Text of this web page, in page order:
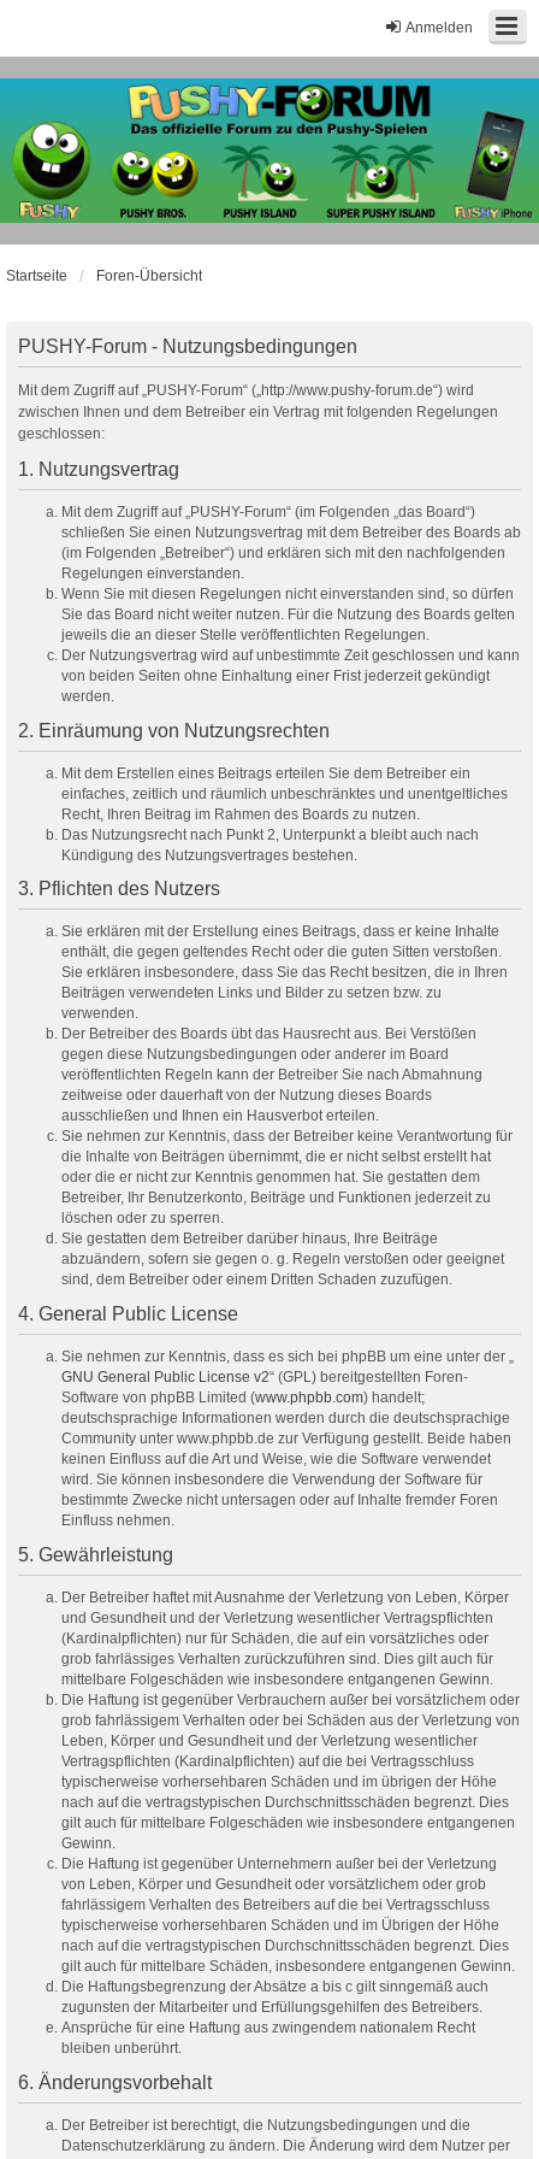
Anmelden
Startseite Foren-Übersicht
PUSHY-Forum - Nutzungsbedingungen
Mit dem Zugriff auf „PUSHY-Forum“ („http://www.pushy-forum.de“) wird
zwischen Ihnen und dem Betreiber ein Vertrag mit folgenden Regelungen
geschlossen:
1. Nutzungsvertrag
Mit dem Zugriff auf „PUSHY-Forum“ (im Folgenden „das Board“)
schließen Sie einen Nutzungsvertrag mit dem Betreiber des Boards ab
(im Folgenden „Betreiber“) und erklären sich mit den nachfolgenden
Regelungen einverstanden.
Wenn Sie mit diesen Regelungen nicht einverstanden sind, so dürfen
Sie das Board nicht weiter nutzen. Für die Nutzung des Boards gelten
jeweils die an dieser Stelle veröffentlichten Regelungen.
Der Nutzungsvertrag wird auf unbestimmte Zeit geschlossen und kann
von beiden Seiten ohne Einhaltung einer Frist jederzeit gekündigt
werden.
2. Einräumung von Nutzungsrechten
Mit dem Erstellen eines Beitrags erteilen Sie dem Betreiber ein
einfaches, zeitlich und räumlich unbeschränktes und unentgeltliches
Recht, Ihren Beitrag im Rahmen des Boards zu nutzen.
Das Nutzungsrecht nach Punkt 2, Unterpunkt a bleibt auch nach
Kündigung des Nutzungsvertrages bestehen.
3. Pflichten des Nutzers
Sie erklären mit der Erstellung eines Beitrags, dass er keine Inhalte
enthält, die gegen geltendes Recht oder die guten Sitten verstoßen.
Sie erklären insbesondere, dass Sie das Recht besitzen, die in Ihren
Beiträgen verwendeten Links und Bilder zu setzen bzw. zu
verwenden.
Der Betreiber des Boards übt das Hausrecht aus. Bei Verstößen
gegen diese Nutzungsbedingungen oder anderer im Board
veröffentlichten Regeln kann der Betreiber Sie nach Abmahnung
zeitweise oder dauerhaft von der Nutzung dieses Boards
ausschließen und Ihnen ein Hausverbot erteilen.
Sie nehmen zur Kenntnis, dass der Betreiber keine Verantwortung für
die Inhalte von Beiträgen übernimmt, die er nicht selbst erstellt hat
oder die er nicht zur Kenntnis genommen hat. Sie gestatten dem
Betreiber, Ihr Benutzerkonto, Beiträge und Funktionen jederzeit zu
löschen oder zu sperren.
Sie gestatten dem Betreiber darüber hinaus, Ihre Beiträge
abzuändern, sofern sie gegen o. g. Regeln verstoßen oder geeignet
sind, dem Betreiber oder einem Dritten Schaden zuzufügen.
4. General Public License
Sie nehmen zur Kenntnis, dass es sich bei phpBB um eine unter der „
GNU General Public License v2“ (GPL) bereitgestellten Foren-
Software von phpBB Limited (www.phpbb.com) handelt;
deutschsprachige Informationen werden durch die deutschsprachige
Community unter www.phpbb.de zur Verfügung gestellt. Beide haben
keinen Einfluss auf die Art und Weise, wie die Software verwendet
wird. Sie können insbesondere die Verwendung der Software für
bestimmte Zwecke nicht untersagen oder auf Inhalte fremder Foren
Einfluss nehmen.
5. Gewährleistung
Der Betreiber haftet mit Ausnahme der Verletzung von Leben, Körper
und Gesundheit und der Verletzung wesentlicher Vertragspflichten
(Kardinalpflichten) nur für Schäden, die auf ein vorsätzliches oder
grob fahrlässiges Verhalten zurückzuführen sind. Dies gilt auch für
mittelbare Folgeschäden wie insbesondere entgangenen Gewinn.
Die Haftung ist gegenüber Verbrauchern außer bei vorsätzlichem oder
grob fahrlässigem Verhalten oder bei Schäden aus der Verletzung von
Leben, Körper und Gesundheit und der Verletzung wesentlicher
Vertragspflichten (Kardinalpflichten) auf die bei Vertragsschluss
typischerweise vorhersehbaren Schäden und im übrigen der Höhe
nach auf die vertragstypischen Durchschnittsschäden begrenzt. Dies
gilt auch für mittelbare Folgeschäden wie insbesondere entgangenen
Gewinn.
Die Haftung ist gegenüber Unternehmern außer bei der Verletzung
von Leben, Körper und Gesundheit oder vorsätzlichem oder grob
fahrlässigem Verhalten des Betreibers auf die bei Vertragsschluss
typischerweise vorhersehbaren Schäden und im Übrigen der Höhe
nach auf die vertragstypischen Durchschnittsschäden begrenzt. Dies
gilt auch für mittelbare Schäden, insbesondere entgangenen Gewinn.
Die Haftungsbegrenzung der Absätze a bis c gilt sinngemäß auch
zugunsten der Mitarbeiter und Erfüllungsgehilfen des Betreibers.
Ansprüche für eine Haftung aus zwingendem nationalem Recht
bleiben unberührt.
6. Änderungsvorbehalt
Der Betreiber ist berechtigt, die Nutzungsbedingungen und die
Datenschutzerklärung zu ändern. Die Änderung wird dem Nutzer per